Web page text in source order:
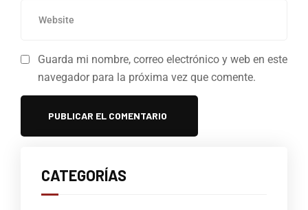
Guarda mi nombre, correo electrónico y web en este
navegador para la próxima vez que comente.
CATEGORÍAS